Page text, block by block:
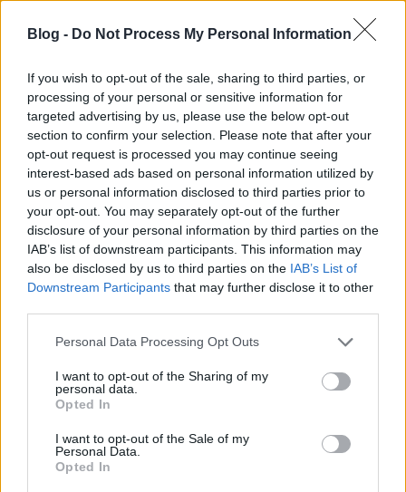
Blog - Do Not Process My Personal Information
If you wish to opt-out of the sale, sharing to third parties, or
processing of your personal or sensitive information for
targeted advertising by us, please use the below opt-out
section to confirm your selection. Please note that after your
opt-out request is processed you may continue seeing
interest-based ads based on personal information utilized by
us or personal information disclosed to third parties prior to
your opt-out. You may separately opt-out of the further
disclosure of your personal information by third parties on the
IAB’s list of downstream participants. This information may
also be disclosed by us to third parties on the IAB’s List of
Downstream Participants that may further disclose it to other
Please note that this website/app uses one or more Google
not limited to your visit or usage behaviour. You may click to
grant or deny consent to Google and its third-party tags to
use your data for below specified purposes in below Google
consent section.
Personal Data Processing Opt Outs
I want to opt-out of the Sharing of my
personal data.
Opted In
I want to opt-out of the Sale of my
Personal Data.
Opted In
17 éve
@mike80: Ne szálljunk el, de remélem meglesz a
legjobb 8. Hajrá Volán!
Leo945
17 éve
@Scofi : ha Csicsóra gondolsz, akkor valóban... de
amúgy azért ez egy "ütős" csapat lesz! Merek nagyot
álmodni... Alapszakasz 7. :)
17 éve
@Leo945: Úgy legyen :D